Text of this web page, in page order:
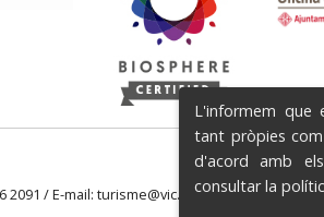
2091 / E-mail: turisme@vic.cat
L'informem que
tant pròpies
d'acord amb
consultar la